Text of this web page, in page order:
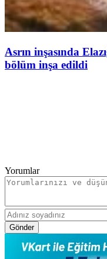
Asrın inşasında
bölüm inşa edildi
Yorumlar
Gönder